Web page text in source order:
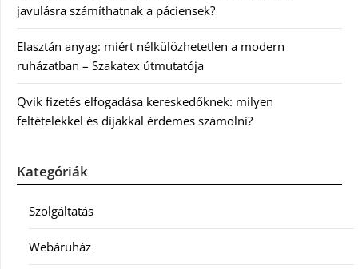
javulásra számíthatnak a páciensek?
Elasztán anyag: miért nélkülözhetetlen a modern
ruházatban – Szakatex útmutatója
Qvik fizetés elfogadása kereskedőknek: milyen
feltételekkel és díjakkal érdemes számolni?
Kategóriák
Szolgáltatás
Webáruház